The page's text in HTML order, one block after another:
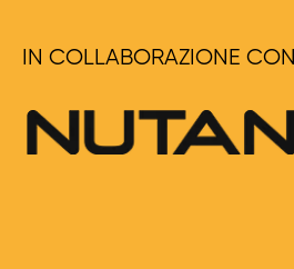
IN COLLABORAZIONE CON